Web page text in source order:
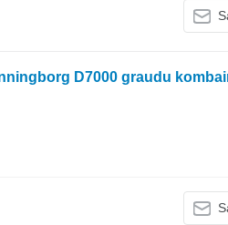
D7000 graudu